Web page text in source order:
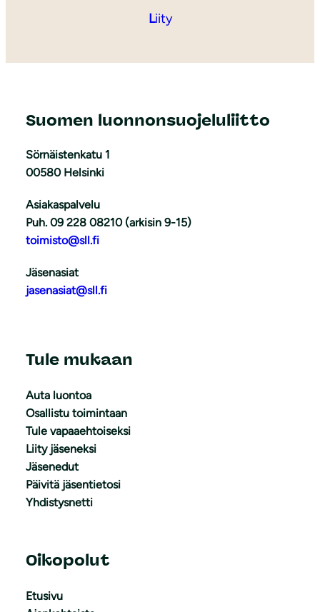
Liity
Suomen luonnonsuojeluliitto
Sörnäistenkatu 1
00580 Helsinki
Asiakaspalvelu
Puh. 09 228 08210 (arkisin 9-15)
toimisto@sll.fi
Jäsenasiat
jasenasiat@sll.fi
Tule mukaan
Auta luontoa
Osallistu toimintaan
Tule vapaaehtoiseksi
Liity jäseneksi
Jäsenedut
Päivitä jäsentietosi
Yhdistysnetti
Oikopolut
Etusivu